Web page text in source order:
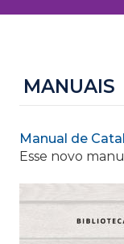
MANUAIS
Manual de
Esse novo